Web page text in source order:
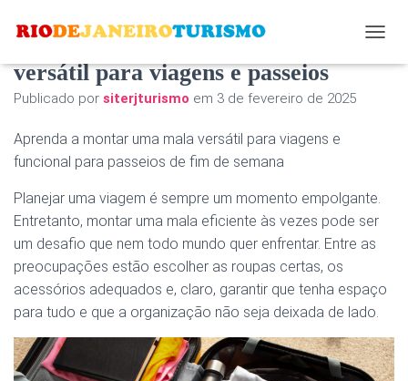
L
A
V
Ç
Opções para montar uma mala
versátil para viagens e passeios
Publicado por siterjturismo em 3 de fevereiro de 2025
Aprenda a montar uma mala versátil para viagens e
funcional para passeios de fim de semana
Planejar uma viagem é sempre um momento empolgante.
Entretanto, montar uma mala eficiente às vezes pode ser
um desafio que nem todo mundo quer enfrentar. Entre as
preocupações estão escolher as roupas certas, os
acessórios adequados e, claro, garantir que tenha espaço
para tudo e que a organização não seja deixada de lado.